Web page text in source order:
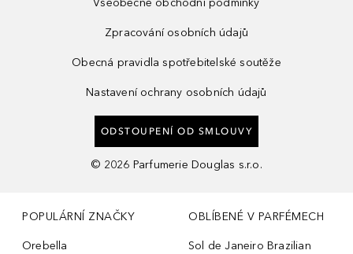
Všeobecné obchodní podmínky
Zpracování osobních údajů
Obecná pravidla spotřebitelské soutěže
Nastavení ochrany osobních údajů
ODSTOUPENÍ OD SMLOUVY
© 2026 Parfumerie Douglas s.r.o.
POPULÁRNÍ ZNAČKY
Orebella
OBLÍBENÉ V PARFÉMECH
Sol de Janeiro Brazilian